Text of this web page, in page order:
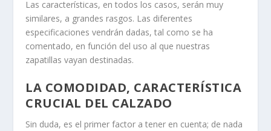
Las características, en todos los casos, serán muy
similares, a grandes rasgos. Las diferentes
especificaciones vendrán dadas, tal como se ha
comentado, en función del uso al que nuestras
zapatillas vayan destinadas.
LA COMODIDAD, CARACTERÍSTICA
CRUCIAL DEL CALZADO
Sin duda, es el primer factor a tener en cuenta; de nada